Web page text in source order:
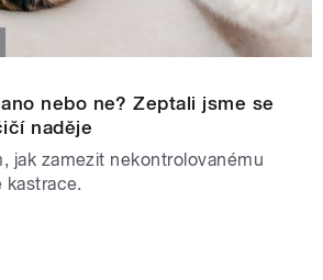
nebo ne? Zeptali jsme se
naděje
jak zamezit nekontrolovanému
kastrace.